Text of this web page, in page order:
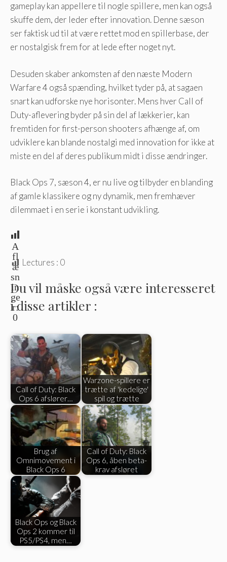
gameplay kan appellere til nogle spillere, men kan også
skuffe dem, der leder efter innovation. Denne sæson
ser faktisk ud til at være rettet mod en spillerbase, der
er nostalgisk frem for at lede efter noget nyt.
Desuden skaber ankomsten af ​​den næste Modern
Warfare 4 også spænding, hvilket tyder på, at sagaen
snart kan udforske nye horisonter. Mens hver Call of
Duty-aflevering byder på sin del af lækkerier, kan
fremtiden for first-person shooters afhænge af, om
udviklere kan blande nostalgi med innovation for ikke at
miste en del af deres publikum midt i disse ændringer.
Black Ops 7, sæson 4, er nu live og tilbyder en blanding
af gamle klassikere og ny dynamik, men fremhæver
dilemmaet i en serie i konstant udvikling.
A
fl
æ
sn
in
ge
r:
0
Lectures : 0
Du vil måske også være interesseret
i disse artikler :
Call of Duty: Black
Ops 6 afslører…
Warzone-spillere er
trætte af 'kedelige'
spil og trætte
Brug af
Omnimovement i
Black Ops 6
Call of Duty: Black
Ops 6, åben beta-
krav afsløret
Black Ops og Black
Ops 2 kommer til
PS5/PS4, men…